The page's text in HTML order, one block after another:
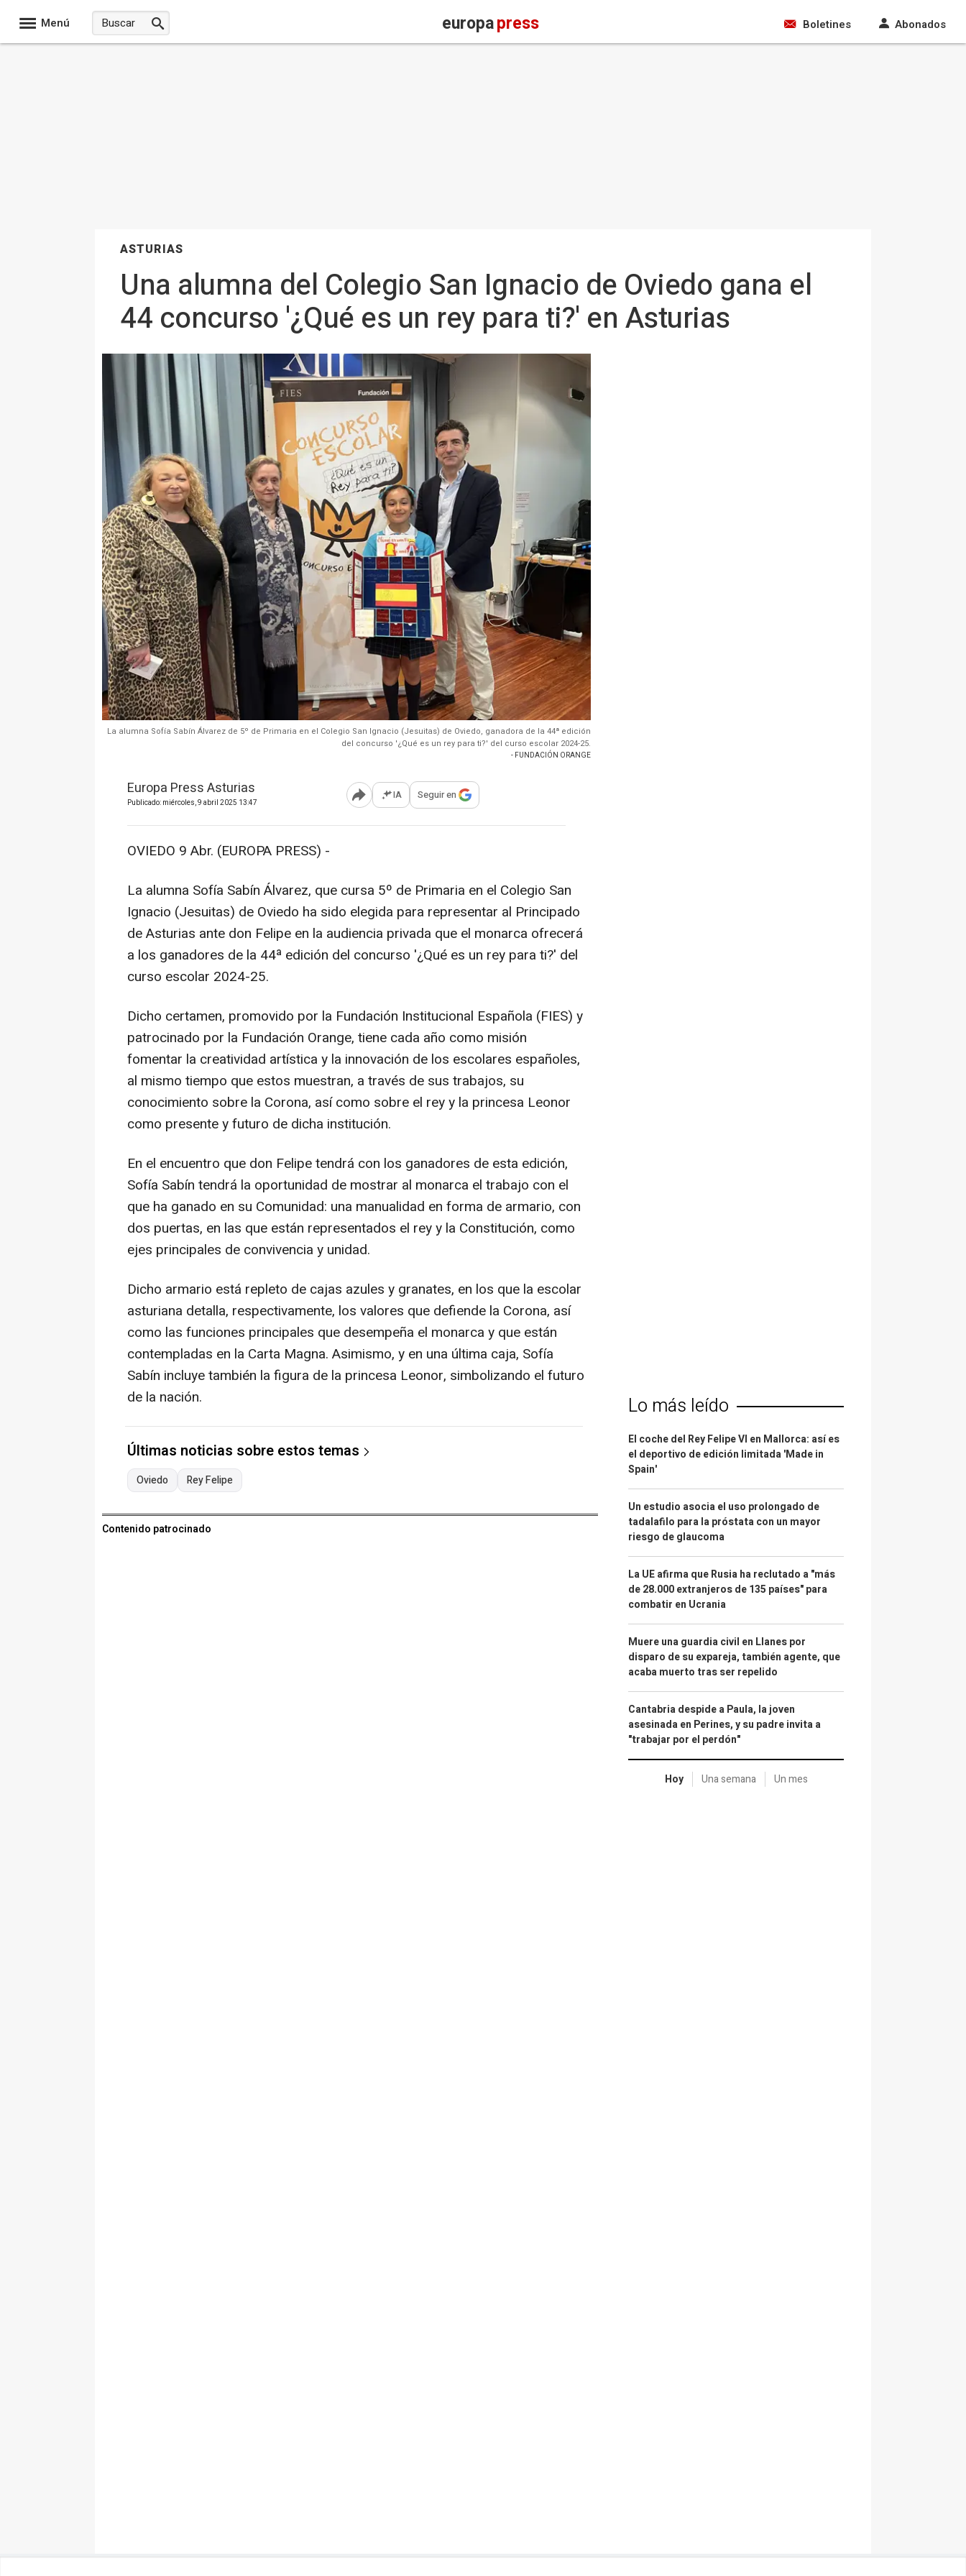
Menú europapress Boletines Abonados
ASTURIAS
Una alumna del Colegio San Ignacio de Oviedo gana el
44 concurso '¿Qué es un rey para ti?' en Asturias
La alumna Sofía Sabín Álvarez de 5º de Primaria en el Colegio San Ignacio (Jesuitas) de Oviedo, ganadora de la 44ª edición
del concurso '¿Qué es un rey para ti?' del curso escolar 2024-25.
- FUNDACIÓN ORANGE
Europa Press Asturias
Publicado: miércoles, 9 abril 2025 13:47 Abrir opciones para compartir
IA Seguir en
OVIEDO 9 Abr. (EUROPA PRESS) -
La alumna Sofía Sabín Álvarez, que cursa 5º de Primaria en el Colegio San
Ignacio (Jesuitas) de Oviedo ha sido elegida para representar al Principado
de Asturias ante don Felipe en la audiencia privada que el monarca ofrecerá
a los ganadores de la 44ª edición del concurso '¿Qué es un rey para ti?' del
curso escolar 2024-25.
Dicho certamen, promovido por la Fundación Institucional Española (FIES) y
patrocinado por la Fundación Orange, tiene cada año como misión
fomentar la creatividad artística y la innovación de los escolares españoles,
al mismo tiempo que estos muestran, a través de sus trabajos, su
conocimiento sobre la Corona, así como sobre el rey y la princesa Leonor
como presente y futuro de dicha institución.
En el encuentro que don Felipe tendrá con los ganadores de esta edición,
Sofía Sabín tendrá la oportunidad de mostrar al monarca el trabajo con el
que ha ganado en su Comunidad: una manualidad en forma de armario, con
dos puertas, en las que están representados el rey y la Constitución, como
ejes principales de convivencia y unidad.
Dicho armario está repleto de cajas azules y granates, en los que la escolar
asturiana detalla, respectivamente, los valores que defiende la Corona, así
como las funciones principales que desempeña el monarca y que están
contempladas en la Carta Magna. Asimismo, y en una última caja, Sofía
Sabín incluye también la figura de la princesa Leonor, simbolizando el futuro
de la nación.
Últimas noticias sobre estos temas
Oviedo Rey Felipe
Contenido patrocinado
Lo más leído
El coche del Rey Felipe VI en Mallorca: así es
el deportivo de edición limitada 'Made in
Spain'
Un estudio asocia el uso prolongado de
tadalafilo para la próstata con un mayor
riesgo de glaucoma
La UE afirma que Rusia ha reclutado a "más
de 28.000 extranjeros de 135 países" para
combatir en Ucrania
Muere una guardia civil en Llanes por
disparo de su expareja, también agente, que
acaba muerto tras ser repelido
Cantabria despide a Paula, la joven
asesinada en Perines, y su padre invita a
"trabajar por el perdón"
Hoy Una semana Un mes